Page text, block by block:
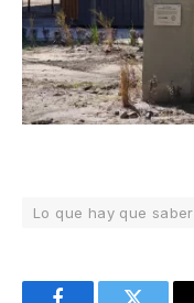
Lo que hay que saber